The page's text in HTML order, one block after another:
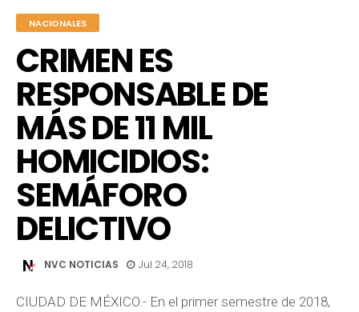
NACIONALES
CRIMEN ES
RESPONSABLE DE
MÁS DE 11 MIL
HOMICIDIOS:
SEMÁFORO
DELICTIVO
NVC NOTICIAS Jul 24, 2018
CIUDAD DE MÉXICO.- En el primer semestre de 2018,